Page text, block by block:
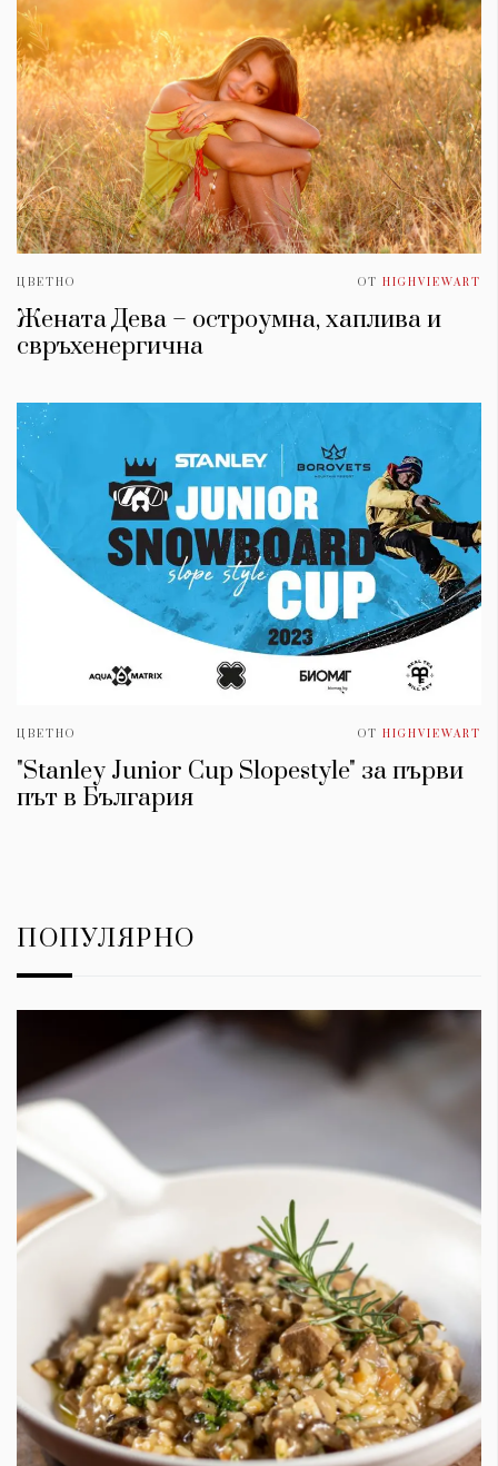
ЦВЕТНО ОТ HIGHVIEWART
Жената Дева – остроумна, хаплива и
свръхенергична
ЦВЕТНО ОТ HIGHVIEWART
"Stanley Junior Cup Slopestyle" за първи
път в България
ПОПУЛЯРНО